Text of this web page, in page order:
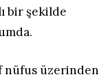
bir şekilde
nüfus üzerinden